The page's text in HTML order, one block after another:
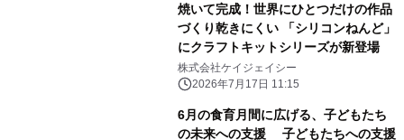
焼いて完成！世界にひとつだけの作品
づくり乾きにくい 「シリコンねんど」
にクラフトキットシリーズが新登場
株式会社ケイジェイシー
2026年7月17日 11:15
6月の食育月間に広げる、子どもたち
の未来への支援 子どもたちへの支援